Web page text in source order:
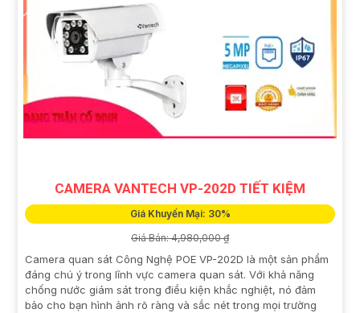
CAMERA VANTECH VP-202D TIẾT KIỆM
Giá Khuyến Mại: 30%
Giá Bán: 4,980,000 ₫
Camera quan sát Công Nghệ POE VP-202D là một sản phẩm
đáng chú ý trong lĩnh vực camera quan sát. Với khả năng
chống nước giám sát trong điều kiện khắc nghiệt, nó đảm
bảo cho bạn hình ảnh rõ ràng và sắc nét trong mọi trường